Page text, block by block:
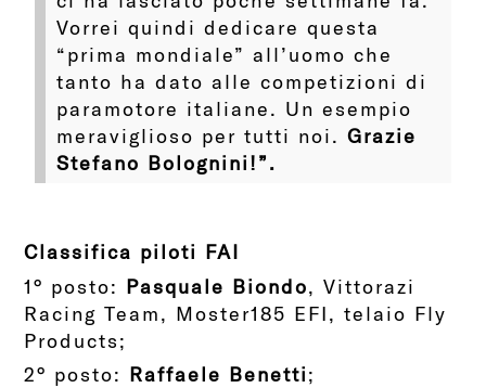
Vorrei quindi dedicare questa
“prima mondiale” all’uomo che
tanto ha dato alle competizioni di
paramotore italiane. Un esempio
meraviglioso per tutti noi.Grazie
Stefano Bolognini!”.
Classifica piloti FAI
1° posto: Pasquale Biondo, Vittorazi
Racing Team, Moster185 EFI, telaio Fly
Products;
2° posto: Raffaele Benetti;